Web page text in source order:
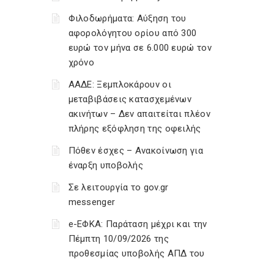
Φιλοδωρήματα: Αύξηση του
αφορολόγητου ορίου από 300
ευρώ τον μήνα σε 6.000 ευρώ τον
χρόνο
ΑΑΔΕ: Ξεμπλοκάρουν οι
μεταβιβάσεις κατασχεμένων
ακινήτων – Δεν απαιτείται πλέον
πλήρης εξόφληση της οφειλής
Πόθεν έσχες – Ανακοίνωση για
έναρξη υποβολής
Σε λειτουργία το gov.gr
messenger
e-ΕΦΚΑ: Παράταση μέχρι και την
Πέμπτη 10/09/2026 της
προθεσμίας υποβολής ΑΠΔ του